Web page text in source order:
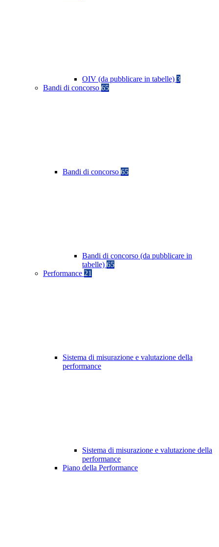
OIV (da pubblicare in tabelle) 3
Bandi di concorso 65
Bandi di concorso 65
Bandi di concorso (da pubblicare in
tabelle) 65
Performance 21
Sistema di misurazione e valutazione della
performance
Sistema di misurazione e valutazione della
performance
Piano della Performance